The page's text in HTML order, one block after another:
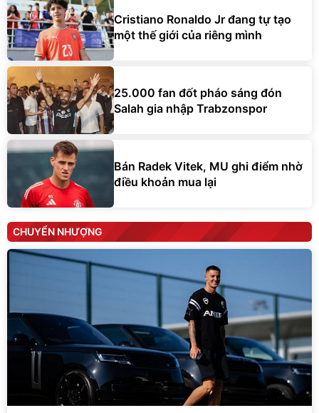
Cristiano Ronaldo Jr đang tự tạo
một thế giới của riêng mình
25.000 fan đốt pháo sáng đón
Salah gia nhập Trabzonspor
Bán Radek Vitek, MU ghi điểm nhờ
điều khoản mua lại
CHUYỂN NHƯỢNG